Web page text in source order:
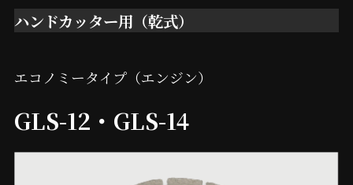
ハンドカッター用（乾式）
エコノミータイプ（エンジン）
GLS-12・GLS-14